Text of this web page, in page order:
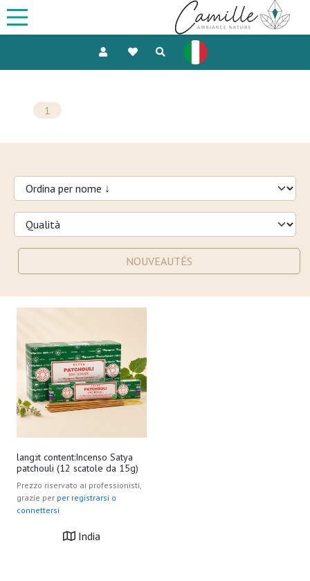
1
NOUVEAUTÉS
lang:it content:Incenso Satya
patchouli (12 scatole da 15g)
Prezzo riservato ai professionisti,
grazie per per registrarsi o
connettersi
India